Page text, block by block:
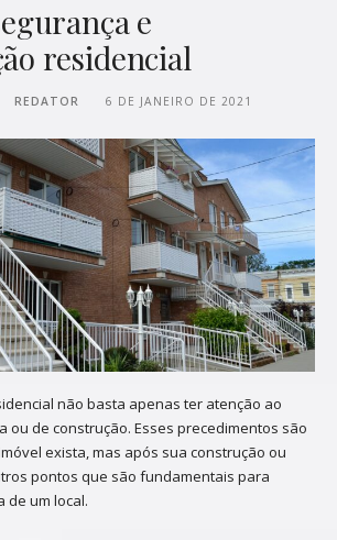
e
residencial
REDATOR 6 DE JANEIRO DE 2021
não basta apenas ter atenção ao
ou de construção. Esses precedimentos são
exista, mas após sua construção ou
pontos que são fundamentais para
de um local.